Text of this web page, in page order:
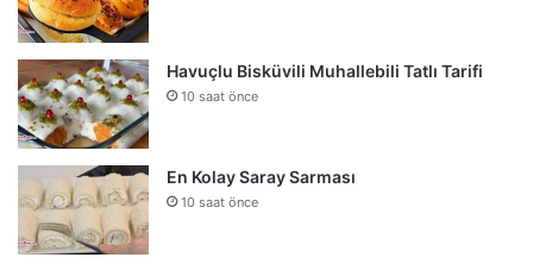
Havuçlu Bisküvili Muhallebili Tatlı Tarifi
10 saat önce
En Kolay Saray Sarması
10 saat önce